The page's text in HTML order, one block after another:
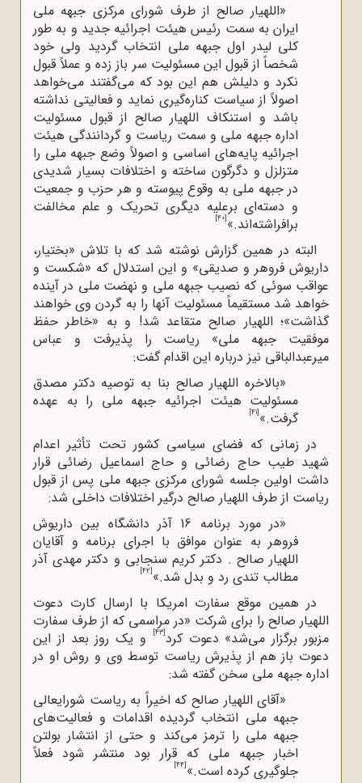
«اللهیار صالح از طرف شورای مرکزی جبهه ملی
ایران به سمت رئیس هیئت اجرائیه جدید و به طور
کلی لیدر اول جبهه ملی انتخاب گردید ولی خود
شخصاً از قبول این مسئولیت سر باز زده و عملاً قبول
نکرد و دلیلش هم این بود که می‌گفتند می‌خواهد
اصولاً از سیاست کناره‌گیری نماید و فعالیتی نداشته
باشد و استنکاف اللهیار صالح از قبول مسئولیت
اداره جبهه ملی و سمت ریاست و گردانندگی هیئت
اجرائیه پایه‌های اساسی و اصولاً وضع جبهه ملی را
متزلزل و دگرگون ساخته و اختلافات بسیار شدیدی
در جبهه ملی به وقوع پیوسته و هر حزب و جمعیت
و دسته‌ای برعلیه دیگری تحریک و علم مخالفت
برافراشته‌اند.» [40]
البته در همین گزارش نوشته شد که با تلاش «بختیار،
داریوش فروهر و صدیقی» و این استدلال که «شکست و
عواقب سوئی که نصیب جبهه ملی و نهضت ملی در آینده
خواهد شد مستقیماً مسئولیت آنها را به گردن وی خواهند
گذاشت»؛ اللهیار صالح متقاعد شد! و به «خاطر حفظ
موفقیت جبهه ملی» ریاست را پذیرفت و عباس
میرعبدالباقی نیز درباره این اقدام گفت:
«بالاخره اللهیار صالح بنا به توصیه دکتر مصدق
مسئولیت هیئت اجرائیه جبهه ملی را به عهده
گرفت.» [41]
در زمانی که فضای سیاسی کشور تحت تأثیر اعدام
شهید طیب حاج رضائی و حاج اسماعیل رضائی قرار
داشت اولین جلسه شورای مرکزی جبهه ملی پس از قبول
ریاست از طرف اللهیار صالح درگیر اختلافات داخلی شد:
«در مورد برنامه 16 آذر دانشگاه بین داریوش
فروهر به عنوان موافق با اجرای برنامه و آقایان
اللهیار صالح . دکتر کریم سنجابی و دکتر مهدی آذر
مطالب تندی رد و بدل شد.» [42]
در همین موقع سفارت امریکا با ارسال کارت دعوت
اللهیار صالح را برای شرکت «در مراسمی که از طرف سفارت
مزبور برگزار می‌شد» دعوت کرد[43]
و یک روز بعد از این
دعوت باز هم از پذیرش ریاست توسط وی و روش او در
اداره جبهه ملی سخن گفته شد:
«آقای اللهیار صالح که اخیراً به ریاست شورایعالی
جبهه ملی انتخاب گردیده اقدامات و فعالیت‌های
جبهه ملی را ترمز می‌کند و حتی از انتشار بولتن
اخبار جبهه ملی که قرار بود منتشر شود فعلاً
جلوگیری کرده است.» [44]